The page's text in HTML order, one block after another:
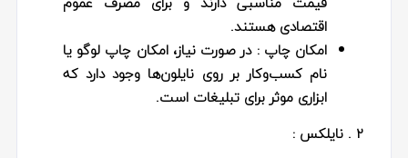
اقتصادی هستند.
امکان چاپ : در صورت نیاز، امکان چاپ لوگو یا
نام کسب‌وکار بر روی نایلون‌ها وجود دارد که
ابزاری موثر برای تبلیغات است.
2 . نایلکس :